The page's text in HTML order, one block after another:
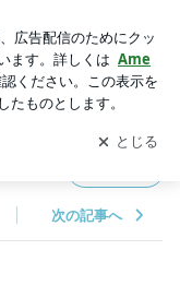
を受け取りまし
開く
次の記事へ